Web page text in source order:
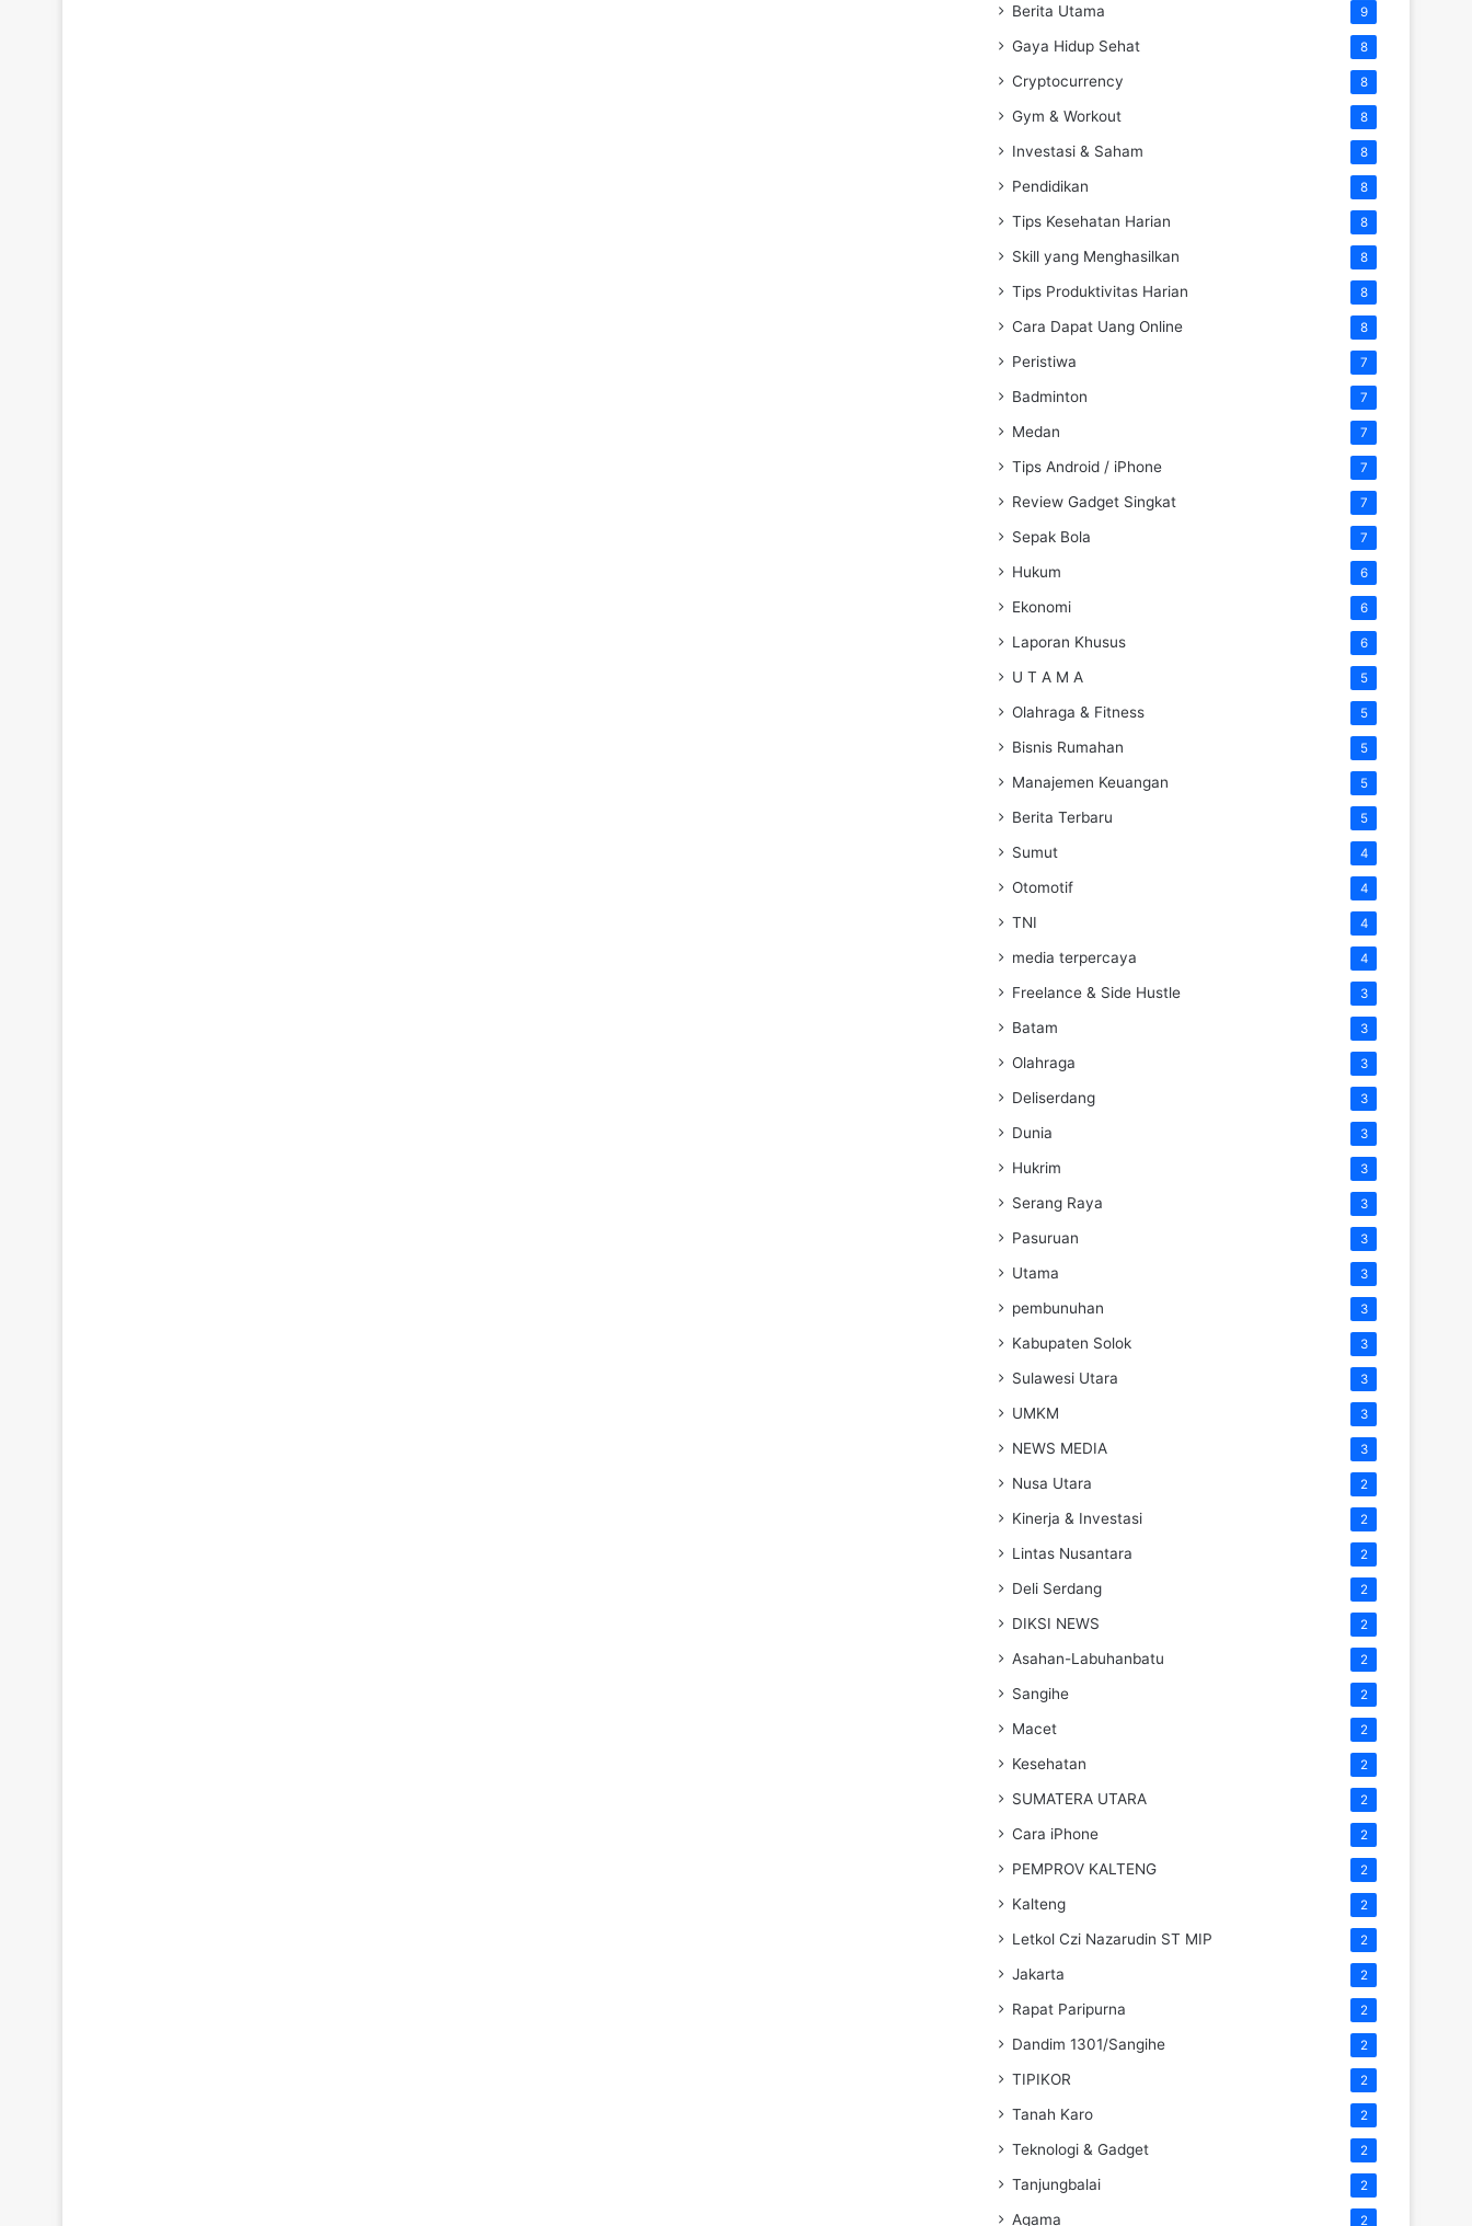
Berita Utama 9
Gaya Hidup Sehat 8
Cryptocurrency 8
Gym & Workout 8
Investasi & Saham 8
Pendidikan 8
Tips Kesehatan Harian 8
Skill yang Menghasilkan 8
Tips Produktivitas Harian 8
Cara Dapat Uang Online 8
Peristiwa 7
Badminton 7
Medan 7
Tips Android / iPhone 7
Review Gadget Singkat 7
Sepak Bola 7
Hukum 6
Ekonomi 6
Laporan Khusus 6
U T A M A 5
Olahraga & Fitness 5
Bisnis Rumahan 5
Manajemen Keuangan 5
Berita Terbaru 5
Sumut 4
Otomotif 4
TNI 4
media terpercaya 4
Freelance & Side Hustle 3
Batam 3
Olahraga 3
Deliserdang 3
Dunia 3
Hukrim 3
Serang Raya 3
Pasuruan 3
Utama 3
pembunuhan 3
Kabupaten Solok 3
Sulawesi Utara 3
UMKM 3
NEWS MEDIA 3
Nusa Utara 2
Kinerja & Investasi 2
Lintas Nusantara 2
Deli Serdang 2
DIKSI NEWS 2
Asahan-Labuhanbatu 2
Sangihe 2
Macet 2
Kesehatan 2
SUMATERA UTARA 2
Cara iPhone 2
PEMPROV KALTENG 2
Kalteng 2
Letkol Czi Nazarudin ST MIP 2
Jakarta 2
Rapat Paripurna 2
Dandim 1301/Sangihe 2
TIPIKOR 2
Tanah Karo 2
Teknologi & Gadget 2
Tanjungbalai 2
Agama 2